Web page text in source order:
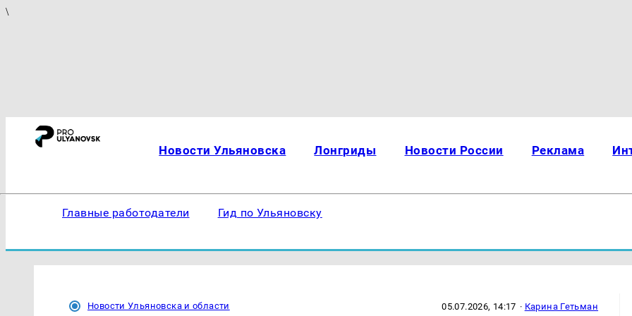
\
Новости Ульяновска Лонгриды Новости России Реклама
Главные работодатели Гид по Ульяновску
Новости Ульяновска и области 05.07.2026, 14:17 · Карина Гетьман